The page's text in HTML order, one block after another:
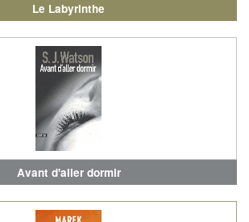
Le Labyrinthe
Avant d'aller dormir